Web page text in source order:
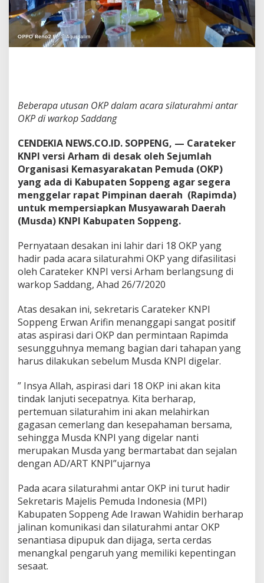
e
g
e
m
d
M
e
n
u
j
u
M
u
s
a
Beberapa utusan OKP dalam acara silaturahmi antar
OKP di warkop Saddang
CENDEKIA NEWS.CO.ID. SOPPENG, — Carateker
KNPI versi Arham di desak oleh Sejumlah
Organisasi Kemasyarakatan Pemuda (OKP)
yang ada di Kabupaten Soppeng agar segera
menggelar rapat Pimpinan daerah (Rapimda)
untuk mempersiapkan Musyawarah Daerah
(Musda) KNPI Kabupaten Soppeng.
Pernyataan desakan ini lahir dari 18 OKP yang
hadir pada acara silaturahmi OKP yang difasilitasi
oleh Carateker KNPI versi Arham berlangsung di
warkop Saddang, Ahad 26/7/2020
Atas desakan ini, sekretaris Carateker KNPI
Soppeng Erwan Arifin menanggapi sangat positif
atas aspirasi dari OKP dan permintaan Rapimda
sesungguhnya memang bagian dari tahapan yang
harus dilakukan sebelum Musda KNPI digelar.
” Insya Allah, aspirasi dari 18 OKP ini akan kita
tindak lanjuti secepatnya. Kita berharap,
pertemuan silaturahim ini akan melahirkan
gagasan cemerlang dan kesepahaman bersama,
sehingga Musda KNPI yang digelar nanti
merupakan Musda yang bermartabat dan sejalan
dengan AD/ART KNPI”ujarnya
Pada acara silaturahmi antar OKP ini turut hadir
Sekretaris Majelis Pemuda Indonesia (MPI)
Kabupaten Soppeng Ade Irawan Wahidin berharap
jalinan komunikasi dan silaturahmi antar OKP
senantiasa dipupuk dan dijaga, serta cerdas
menangkal pengaruh yang memiliki kepentingan
sesaat.